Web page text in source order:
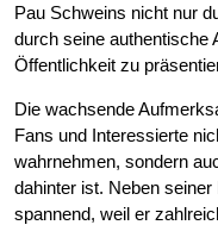
Pau Schweins nicht nur
durch seine authentische
Öffentlichkeit zu
Die wachsende
Fans und Interessierte
wahrnehmen, sondern
dahinter ist. Neben
spannend, weil er